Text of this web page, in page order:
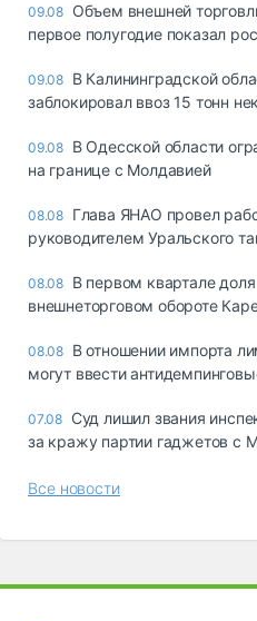
09.08 Объем внешней
первое полугодие показал
09.08 В Калининградской
заблокировал ввоз 15 тонн
09.08 В Одесской области
на границе с Молдавией
08.08 Глава ЯНАО провел
руководителем Уральского
08.08 В первом квартале
внешнеторговом обороте
08.08 В отношении импорта
могут ввести
07.08 Суд лишил звания
за кражу партии гаджетов с
Все новости